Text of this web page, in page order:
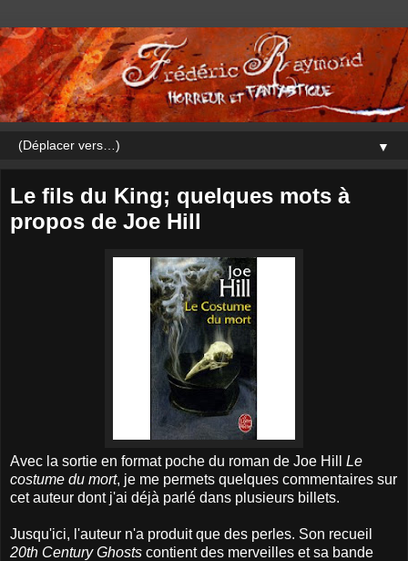
▼
Le fils du King; quelques mots à
propos de Joe Hill
Avec la sortie en format poche du roman de Joe Hill Le
costume du mort, je me permets quelques commentaires sur
cet auteur dont j'ai déjà parlé dans plusieurs billets.
Jusqu'ici, l'auteur n'a produit que des perles. Son recueil
20th Century Ghosts contient des merveilles et sa bande